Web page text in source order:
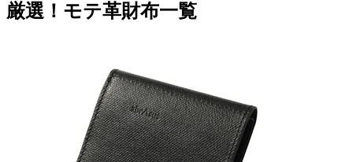
厳選！モテ革財布一覧